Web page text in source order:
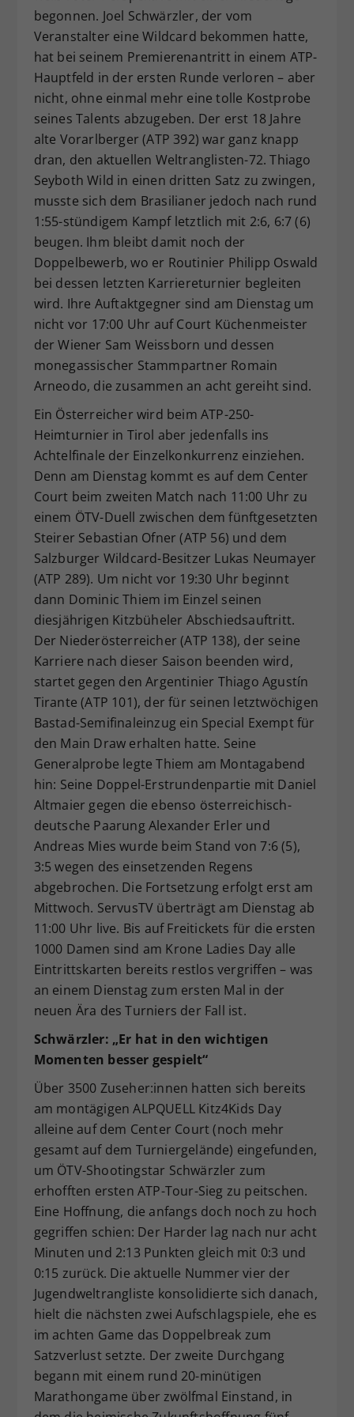
begonnen. Joel Schwärzler, der vom
Veranstalter eine Wildcard bekommen hatte,
hat bei seinem Premierenantritt in einem ATP-
Hauptfeld in der ersten Runde verloren – aber
nicht, ohne einmal mehr eine tolle Kostprobe
seines Talents abzugeben. Der erst 18 Jahre
alte Vorarlberger (ATP 392) war ganz knapp
dran, den aktuellen Weltranglisten-72. Thiago
Seyboth Wild in einen dritten Satz zu zwingen,
musste sich dem Brasilianer jedoch nach rund
1:55-stündigem Kampf letztlich mit 2:6, 6:7 (6)
beugen. Ihm bleibt damit noch der
Doppelbewerb, wo er Routinier Philipp Oswald
bei dessen letzten Karriereturnier begleiten
wird. Ihre Auftaktgegner sind am Dienstag um
nicht vor 17:00 Uhr auf Court Küchenmeister
der Wiener Sam Weissborn und dessen
monegassischer Stammpartner Romain
Arneodo, die zusammen an acht gereiht sind.
Ein Österreicher wird beim ATP-250-
Heimturnier in Tirol aber jedenfalls ins
Achtelfinale der Einzelkonkurrenz einziehen.
Denn am Dienstag kommt es auf dem Center
Court beim zweiten Match nach 11:00 Uhr zu
einem ÖTV-Duell zwischen dem fünftgesetzten
Steirer Sebastian Ofner (ATP 56) und dem
Salzburger Wildcard-Besitzer Lukas Neumayer
(ATP 289). Um nicht vor 19:30 Uhr beginnt
dann Dominic Thiem im Einzel seinen
diesjährigen Kitzbüheler Abschiedsauftritt.
Der Niederösterreicher (ATP 138), der seine
Karriere nach dieser Saison beenden wird,
startet gegen den Argentinier Thiago Agustín
Tirante (ATP 101), der für seinen letztwöchigen
Bastad-Semifinaleinzug ein Special Exempt für
den Main Draw erhalten hatte. Seine
Generalprobe legte Thiem am Montagabend
hin: Seine Doppel-Erstrundenpartie mit Daniel
Altmaier gegen die ebenso österreichisch-
deutsche Paarung Alexander Erler und
Andreas Mies wurde beim Stand von 7:6 (5),
3:5 wegen des einsetzenden Regens
abgebrochen. Die Fortsetzung erfolgt erst am
Mittwoch. ServusTV überträgt am Dienstag ab
11:00 Uhr live. Bis auf Freitickets für die ersten
1000 Damen sind am Krone Ladies Day alle
Eintrittskarten bereits restlos vergriffen – was
an einem Dienstag zum ersten Mal in der
neuen Ära des Turniers der Fall ist.
Schwärzler: „Er hat in den wichtigen
Momenten besser gespielt“
Über 3500 Zuseher:innen hatten sich bereits
am montägigen ALPQUELL Kitz4Kids Day
alleine auf dem Center Court (noch mehr
gesamt auf dem Turniergelände) eingefunden,
um ÖTV-Shootingstar Schwärzler zum
erhofften ersten ATP-Tour-Sieg zu peitschen.
Eine Hoffnung, die anfangs doch noch zu hoch
gegriffen schien: Der Harder lag nach nur acht
Minuten und 2:13 Punkten gleich mit 0:3 und
0:15 zurück. Die aktuelle Nummer vier der
Jugendweltrangliste konsolidierte sich danach,
hielt die nächsten zwei Aufschlagspiele, ehe es
im achten Game das Doppelbreak zum
Satzverlust setzte. Der zweite Durchgang
begann mit einem rund 20-minütigen
Marathongame über zwölfmal Einstand, in
Zweck
Dieser Wert speichert Ihre Consent-
Einstellungen. Unter anderem eine
zufällig generierte ID, für die
historische Speicherung Ihrer
Webseiten-Betreiber dies eingestellt
hat.